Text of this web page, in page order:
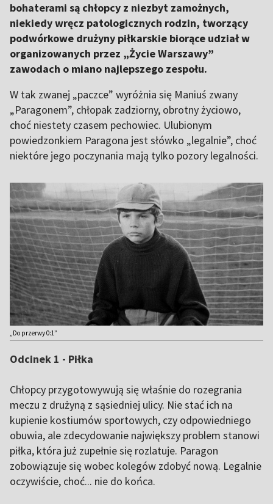
bohaterami są chłopcy z niezbyt zamożnych,
niekiedy wręcz patologicznych rodzin, tworzący
podwórkowe drużyny piłkarskie biorące udział w
organizowanych przez „Życie Warszawy”
zawodach o miano najlepszego zespołu.
W tak zwanej „paczce” wyróżnia się Maniuś zwany
„Paragonem”, chłopak zadziorny, obrotny życiowo,
choć niestety czasem pechowiec. Ulubionym
powiedzonkiem Paragona jest słówko „legalnie”, choć
niektóre jego poczynania mają tylko pozory legalności.
„Do przerwy 0:1”
Odcinek 1 - Piłka
Chłopcy przygotowywują się właśnie do rozegrania
meczu z drużyną z sąsiedniej ulicy. Nie stać ich na
kupienie kostiumów sportowych, czy odpowiedniego
obuwia, ale zdecydowanie największy problem stanowi
piłka, która już zupełnie się rozlatuje. Paragon
zobowiązuje się wobec kolegów zdobyć nową. Legalnie
oczywiście, choć... nie do końca.